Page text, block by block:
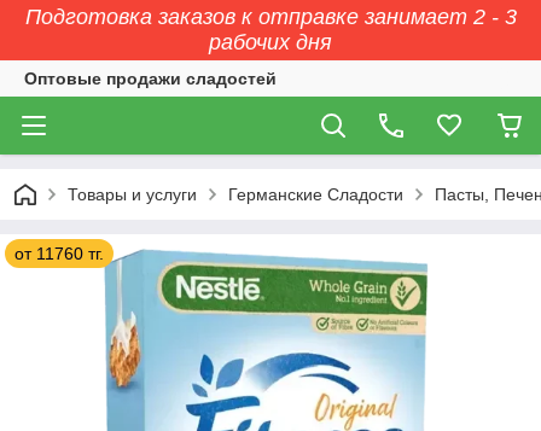
Подготовка заказов к отправке занимает 2 - 3
рабочих дня
Оптовые продажи сладостей
Товары и услуги Германские Сладости Пасты,
от 11760 тг.